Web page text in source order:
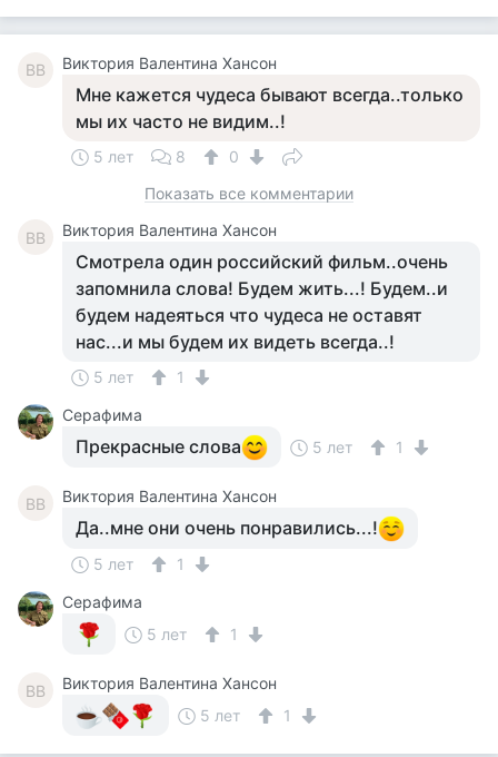
ВВ Виктория Валентина Хансон
Мне кажется чудеса бывают всегда..только
мы их часто не видим..!
5 лет 8
0
Показать все комментарии
ВВ Виктория Валентина Хансон
Смотрела один российский фильм..очень
запомнила слова! Будем жить...! Будем..и
будем надеяться что чудеса не оставят
нас...и мы будем их видеть всегда..!
5 лет
1
Серафима
Прекрасные слова 5 лет 1
ВВ Виктория Валентина Хансон
Да..мне они очень понравились...!
5 лет
1
Серафима
5 лет
1
ВВ
Виктория Валентина Хансон
5 лет
1